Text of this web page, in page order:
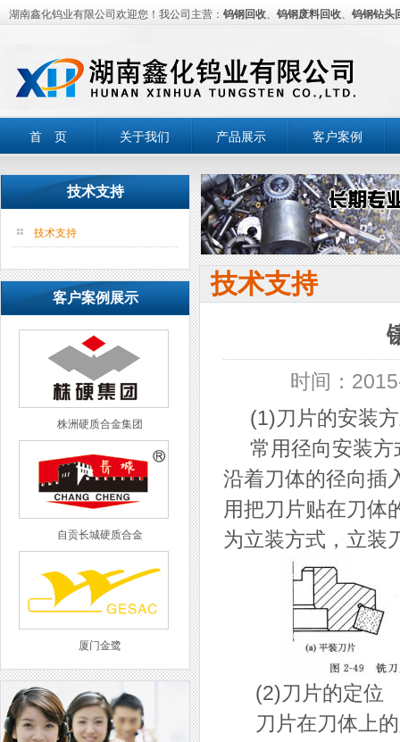
湖南鑫化钨业有限公司欢迎您！我公司主营： 钨钢回收、 钨钢废料回收、 钨钢钻头
首 页 关于我们 产品展示 客户案例
技术支持
技术支持
客户案例展示
株洲硬质合金集团
自贡长城硬质合金
厦门金鹭
技术支持
时间：
(1)刀片的安装
常用径向安装方
沿着刀体的径向插
用把刀片贴在刀体
为立装方式，立装
(2)刀片的定位
刀片在刀体上的